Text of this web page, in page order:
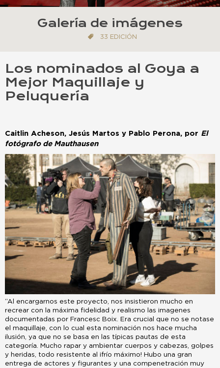
Galería de imágenes
33 EDICIÓN
Los nominados al Goya a
Mejor Maquillaje y
Peluquería
Caitlin Acheson, Jesús Martos y Pablo Perona, por El
fotógrafo de Mauthausen
“Al encargarnos este proyecto, nos insistieron mucho en
recrear con la máxima fidelidad y realismo las imagenes
documentadas por Francesc Boix. Era crucial que no se notase
el maquillaje, con lo cual esta nominación nos hace mucha
ilusión, ya que no se basa en las típicas pautas de esta
categoría. Mucho rapar y ambientar cuerpos y cabezas, golpes
y heridas, todo resistente al ¡frío máximo! Hubo una gran
entrega de actores y figurantes y una compenetración muy